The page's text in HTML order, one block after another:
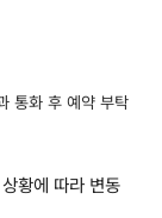
통화 후 예약 부탁
황에 따라 변동